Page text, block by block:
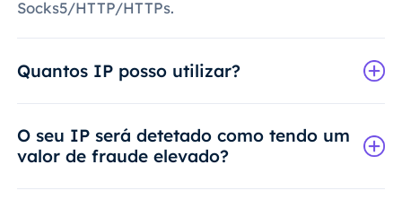
Socks5/HTTP/HTTPs.
Quantos IP posso utilizar?
O seu IP será detetado como tendo um
valor de fraude elevado?